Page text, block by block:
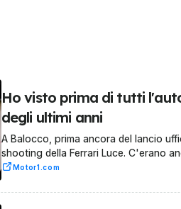
Ho visto prima di tutti
degli ultimi anni
A Balocco, prima ancora del lancio
shooting della Ferrari Luce. C'erano
Motor1.com